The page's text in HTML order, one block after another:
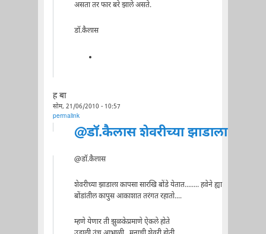
असता तर फार बरे झाले असते.
डॉ.कैलास
ह बा
सोम, 21/06/2010 - 10:57
permalink
@डॉ.कैलास शेवरीच्या झाडाला
@डॉ.कैलास
शेवरीच्या झाडाला कापसा सारखि बोंडे येतात........ हवेने ह्या
बोंडांतील कापुस आकाशात तरंगत रहातो....
म्हणे येणार ती झुळकेप्रमाणे ऐकले होते